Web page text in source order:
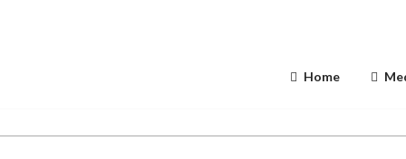
Home